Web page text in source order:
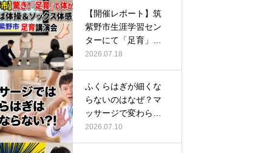
【開催レポート】筑
紫野市生涯学習セン
ターにて「足育」講
演会に登壇し…
2026.07.18
ふくらはぎが細くな
らないのはなぜ？マ
ッサージで変わらな
い根本原因
2026.07.10